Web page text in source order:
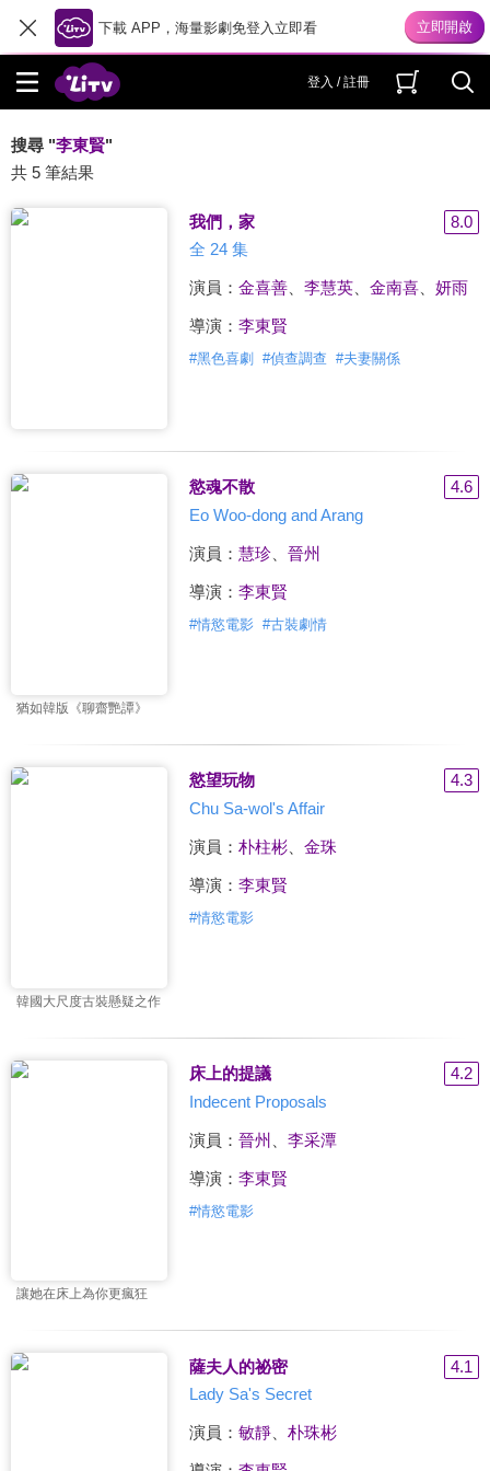
下載 APP，海量影劇免登入立即看
登入 / 註冊
搜尋 "李東賢"
共 5 筆結果
我們，家
8.0
全 24 集
演員： 金喜善、 李慧英、 金南喜、 妍雨
導演： 李東賢
#黑色喜劇 #偵查調查 #夫妻關係
猶如韓版《聊齋艷譚》
慾魂不散
4.6
Eo Woo-dong and Arang
演員： 慧珍、 晉州
導演： 李東賢
#情慾電影 #古裝劇情
韓國大尺度古裝懸疑之作
慾望玩物
4.3
Chu Sa-wol's Affair
演員： 朴柱彬、 金珠
導演： 李東賢
#情慾電影
讓她在床上為你更瘋狂
床上的提議
4.2
Indecent Proposals
演員： 晉州 李采潭
導演： 李東賢
#情慾電影
薩夫人的祕密
4.1
Lady Sa's Secret
演員： 敏靜、 朴珠彬